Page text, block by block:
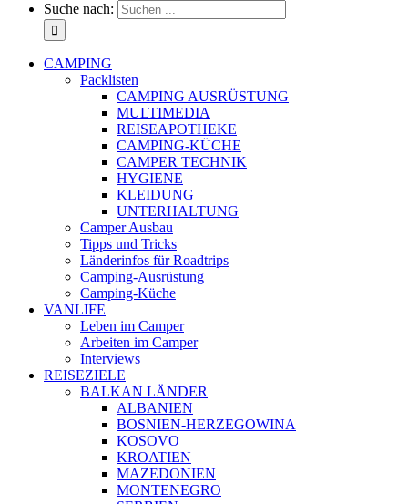
Suche nach:
CAMPING
Packlisten
CAMPING AUSRÜSTUNG
MULTIMEDIA
REISEAPOTHEKE
CAMPING-KÜCHE
CAMPER TECHNIK
HYGIENE
KLEIDUNG
UNTERHALTUNG
Camper Ausbau
Tipps und Tricks
Länderinfos für Roadtrips
Camping-Ausrüstung
Camping-Küche
VANLIFE
Leben im Camper
Arbeiten im Camper
Interviews
REISEZIELE
BALKAN LÄNDER
ALBANIEN
BOSNIEN-HERZEGOWINA
KOSOVO
KROATIEN
MAZEDONIEN
MONTENEGRO